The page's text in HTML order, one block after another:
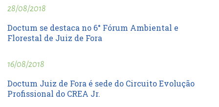
28/08/2018
Doctum se destaca no 6° Fórum Ambiental e
Florestal de Juiz de Fora
16/08/2018
Doctum Juiz de Fora é sede do Circuito Evolução
Profissional do CREA Jr.